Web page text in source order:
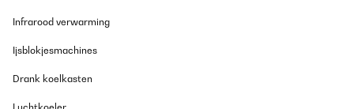
Utilisateur d'Amazon
Infrarood verwarming
Ijsblokjesmachines
Drank koelkasten